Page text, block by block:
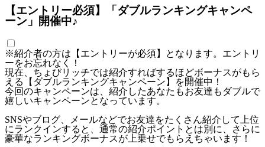
【エントリー必須】「ダブルランキングキャンペ
ーン」開催中♪
※紹介者の方は【エントリーが必須】となります。エントリ
ーをお忘れなく！
現在、ちょびリッチでは紹介すればするほどボーナスがもら
える【ダブルランキングキャンペーン】を開催中！
今回のキャンペーンは、紹介したあなたもお友達もダブルで
嬉しいキャンペーンとなっています。
SNSやブログ、メールなどでお友達をたくさん紹介して上位
にランクインすると、通常の紹介ポイントとは別に、さらに
豪華なランキングボーナスが上乗せでもらえちゃいます！